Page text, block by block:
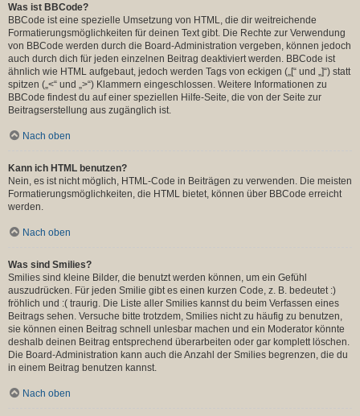
Was ist BBCode?
BBCode ist eine spezielle Umsetzung von HTML, die dir weitreichende
Formatierungsmöglichkeiten für deinen Text gibt. Die Rechte zur Verwendung
von BBCode werden durch die Board-Administration vergeben, können jedoch
auch durch dich für jeden einzelnen Beitrag deaktiviert werden. BBCode ist
ähnlich wie HTML aufgebaut, jedoch werden Tags von eckigen („[“ und „]“) statt
spitzen („<“ und „>“) Klammern eingeschlossen. Weitere Informationen zu
BBCode findest du auf einer speziellen Hilfe-Seite, die von der Seite zur
Beitragserstellung aus zugänglich ist.
Nach oben
Kann ich HTML benutzen?
Nein, es ist nicht möglich, HTML-Code in Beiträgen zu verwenden. Die meisten
Formatierungsmöglichkeiten, die HTML bietet, können über BBCode erreicht
werden.
Nach oben
Was sind Smilies?
Smilies sind kleine Bilder, die benutzt werden können, um ein Gefühl
auszudrücken. Für jeden Smilie gibt es einen kurzen Code, z. B. bedeutet :)
fröhlich und :( traurig. Die Liste aller Smilies kannst du beim Verfassen eines
Beitrags sehen. Versuche bitte trotzdem, Smilies nicht zu häufig zu benutzen,
sie können einen Beitrag schnell unlesbar machen und ein Moderator könnte
deshalb deinen Beitrag entsprechend überarbeiten oder gar komplett löschen.
Die Board-Administration kann auch die Anzahl der Smilies begrenzen, die du
in einem Beitrag benutzen kannst.
Nach oben